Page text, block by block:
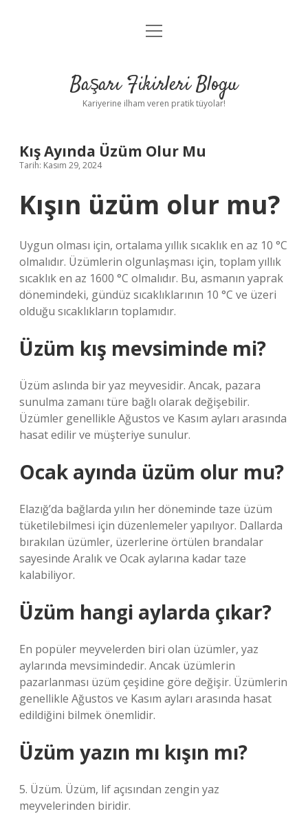
Anasayfa
Yasal Uyarı
menüyü
Başarı Fikirleri Blogu
Kariyerine ilham veren pratik tüyolar!
Kış Ayında Üzüm Olur Mu
Tarih: Kasım 29, 2024
Kışın üzüm olur mu?
Uygun olması için, ortalama yıllık sıcaklık en az 10 °C
olmalıdır. Üzümlerin olgunlaşması için, toplam yıllık
sıcaklık en az 1600 °C olmalıdır. Bu, asmanın yaprak
dönemindeki, gündüz sıcaklıklarının 10 °C ve üzeri
olduğu sıcaklıkların toplamıdır.
Üzüm kış mevsiminde mi?
Üzüm aslında bir yaz meyvesidir. Ancak, pazara
sunulma zamanı türe bağlı olarak değişebilir.
Üzümler genellikle Ağustos ve Kasım ayları arasında
hasat edilir ve müşteriye sunulur.
Ocak ayında üzüm olur mu?
Elazığ’da bağlarda yılın her döneminde taze üzüm
tüketilebilmesi için düzenlemeler yapılıyor. Dallarda
bırakılan üzümler, üzerlerine örtülen brandalar
sayesinde Aralık ve Ocak aylarına kadar taze
kalabiliyor.
Üzüm hangi aylarda çıkar?
En popüler meyvelerden biri olan üzümler, yaz
aylarında mevsimindedir. Ancak üzümlerin
pazarlanması üzüm çeşidine göre değişir. Üzümlerin
genellikle Ağustos ve Kasım ayları arasında hasat
edildiğini bilmek önemlidir.
Üzüm yazın mı kışın mı?
5. Üzüm. Üzüm, lif açısından zengin yaz
meyvelerinden biridir.